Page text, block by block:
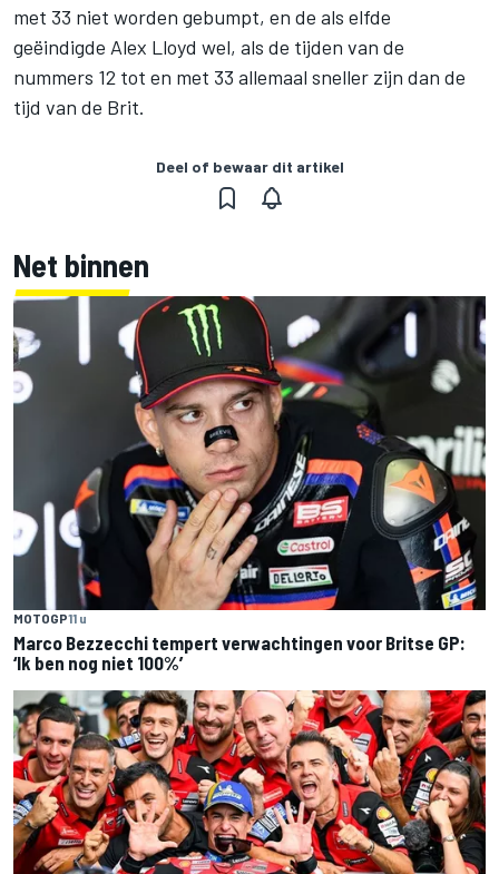
met 33 niet worden gebumpt, en de als elfde
geëindigde Alex Lloyd wel, als de tijden van de
nummers 12 tot en met 33 allemaal sneller zijn dan de
tijd van de Brit.
Deel of bewaar dit artikel
Net binnen
MOTOGP11 u
Marco Bezzecchi tempert verwachtingen voor Britse GP:
‘Ik ben nog niet 100%’